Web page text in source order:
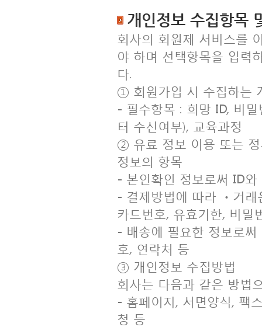
개인정보 수집항목
회사의 회원제 서비스를
야 하며 선택항목을 입력
다.
① 회원가입 시 수집하는
- 필수항목 : 희망 ID, 비
터 수신여부), 교육과정
② 유료 정보 이용 또는
정보의 항목
- 본인확인 정보로써 ID
- 결제방법에 따라 ㆍ거
카드번호, 유효기한, 비밀
- 배송에 필요한 정보로
호, 연락처 등
③ 개인정보 수집방법
회사는 다음과 같은 방법
- 홈페이지, 서면양식, 팩
청 등